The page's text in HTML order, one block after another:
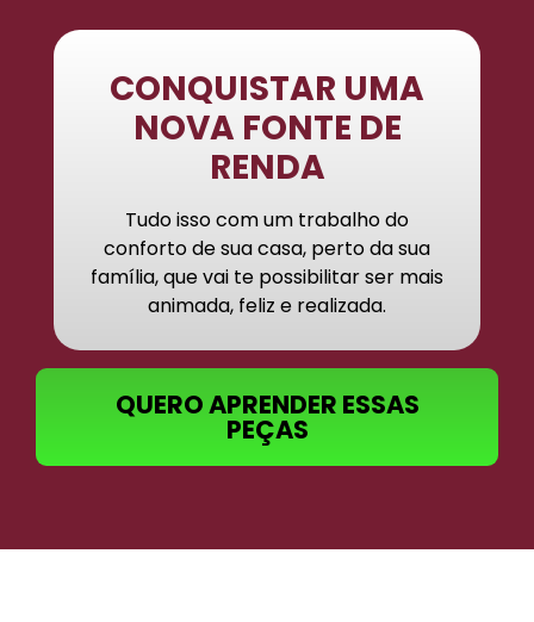
CONQUISTAR UMA
NOVA FONTE DE
RENDA
Tudo isso com um trabalho do
conforto de sua casa, perto da sua
família, que vai te possibilitar ser mais
animada, feliz e realizada.
QUERO APRENDER ESSAS
PEÇAS